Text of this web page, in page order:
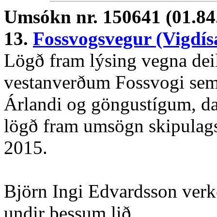
Umsókn nr. 150641
13. Fossvogsvegur
Lögð fram lýsing vegna
vestanverðum Fossvogi
Árlandi og göngustígum,
lögð fram umsögn
2015.
Björn Ingi Edvardsson